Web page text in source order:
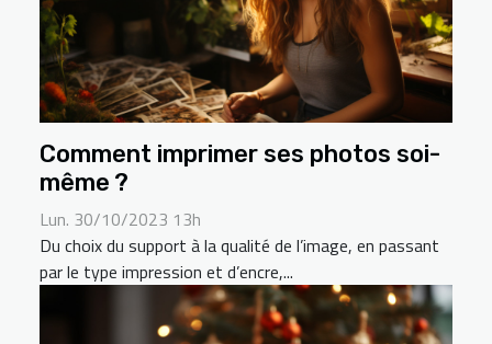
Comment imprimer ses photos soi-
même ?
Lun. 30/10/2023 13h
Du choix du support à la qualité de l’image, en passant
par le type impression et d’encre,...